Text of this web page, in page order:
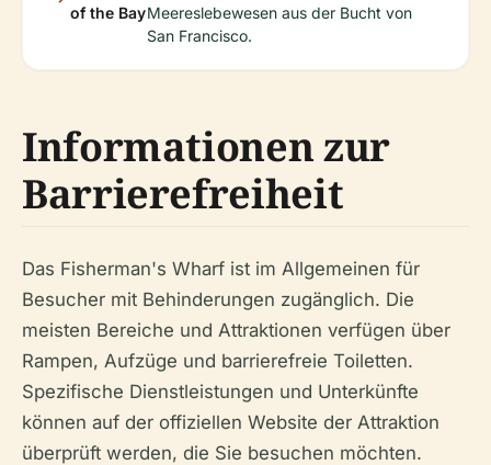
of the BayMeereslebewesen aus der Bucht von
San Francisco.
Informationen zur
Barrierefreiheit
Das Fisherman's Wharf ist im Allgemeinen für
Besucher mit Behinderungen zugänglich. Die
meisten Bereiche und Attraktionen verfügen über
Rampen, Aufzüge und barrierefreie Toiletten.
Spezifische Dienstleistungen und Unterkünfte
können auf der offiziellen Website der Attraktion
überprüft werden, die Sie besuchen möchten.